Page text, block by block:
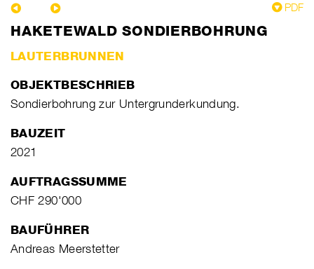
PDF
HAKETEWALD SONDIERBOHRUNG
LAUTERBRUNNEN
OBJEKTBESCHRIEB
Sondierbohrung zur Untergrunderkundung.
BAUZEIT
2021
AUFTRAGSSUMME
CHF 290'000
BAUFÜHRER
Andreas Meerstetter